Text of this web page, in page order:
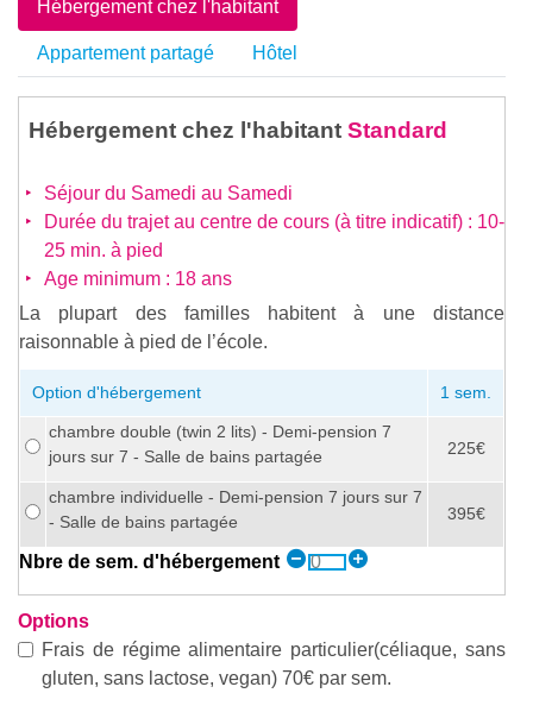
Hébergement chez l'habitant
Appartement partagé Hôtel
Hébergement chez l'habitant Standard
Séjour du Samedi au Samedi
Durée du trajet au centre de cours (à titre indicatif) : 10-
25 min. à pied
Age minimum : 18 ans
La plupart des familles habitent à une distance
raisonnable à pied de l’école.
Option d'hébergement 1 sem.
chambre double (twin 2 lits) - Demi-pension 7
jours sur 7 - Salle de bains partagée
225€
chambre individuelle - Demi-pension 7 jours sur 7
- Salle de bains partagée
395€
Nbre de sem. d'hébergement
Options
Frais de régime alimentaire particulier(céliaque, sans
gluten, sans lactose, vegan) 70€ par sem.